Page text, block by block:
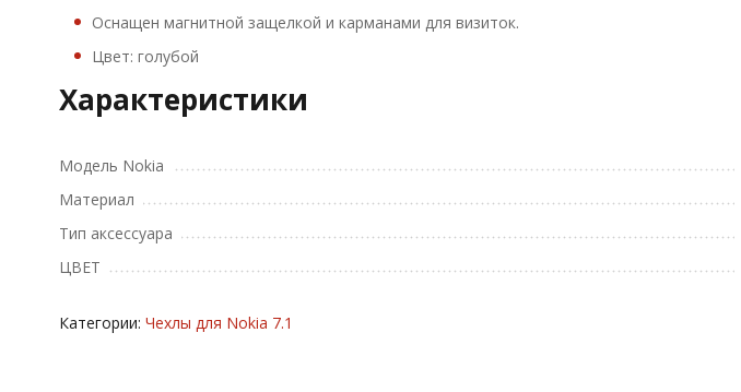
Оснащен магнитной защелкой и карманами для визиток.
Цвет: голубой
Характеристики
Модель Nokia
Материал
Тип аксессуара
ЦВЕТ
Категории: Чехлы для Nokia 7.1